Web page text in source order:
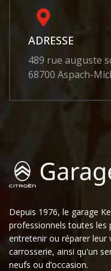
ADRESSE
489 rue auguste
68700 Aspach-
Depuis 1976, le garage
professionnels toutes
entretenir ou réparer leur
carrosserie, ainsi qu'un
neufs ou d’occasion.